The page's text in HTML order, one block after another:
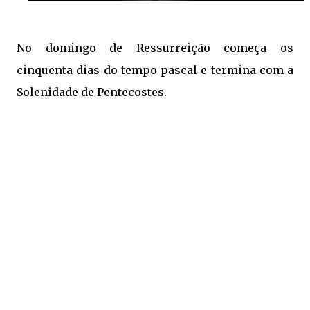
No domingo de Ressurreição começa os
cinquenta dias do tempo pascal e termina com a
Solenidade de Pentecostes.